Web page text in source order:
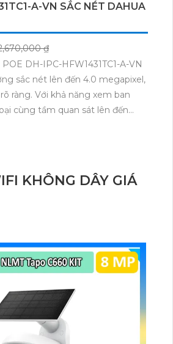
A-VN SẮC NÉT DAHUA
₫
DH-IPC-HFW1431TC1-A-VN
sắc nét lên đến 4.0 megapixel,
ràng. Với khả năng xem ban
cùng tầm quan sát lên đến
được trang bị chuẩn ONVIF, đảm
thích với nhiều hệ thống khác
kim loại chắc chắn, camera
hơn.
KHÔNG DÂY GIÁ